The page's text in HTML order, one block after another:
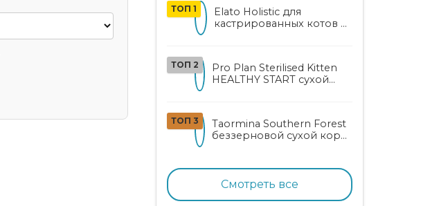
ТОП 1
Elato Holistic для
кастрированных котов и
ТОП 2
Pro Plan Sterilised Kitten
HEALTHY START сухой
лососем
ТОП 3
Taormina Southern Forest
беззерновой сухой корм
ягодами и овощами
Смотреть все